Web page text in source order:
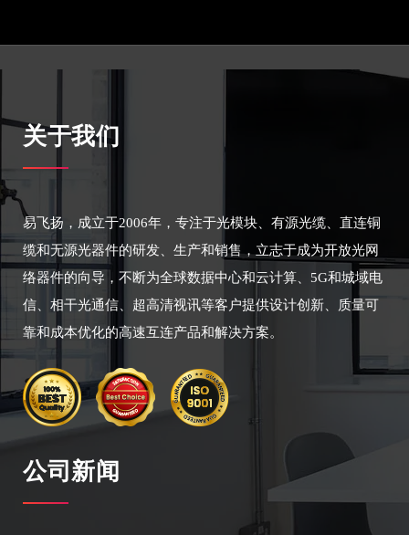
关于我们
易飞扬，成立于2006年，专注于光模块、有源光缆、直连铜
缆和无源光器件的研发、生产和销售，立志于成为开放光网
络器件的向导，不断为全球数据中心和云计算、5G和城域电
信、相干光通信、超高清视讯等客户提供设计创新、质量可
靠和成本优化的高速互连产品和解决方案。
公司新闻